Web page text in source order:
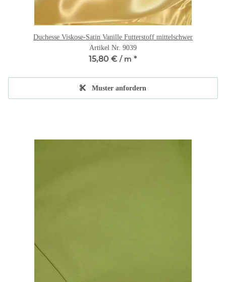
Duchesse Viskose-Satin Vanille Futterstoff mittelschwer
Artikel Nr. 9039
15,80 € / m *
Muster anfordern